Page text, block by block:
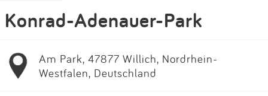
Konrad-Adenauer-Park
Am Park, 47877 Willich, Nordrhein-
Westfalen, Deutschland